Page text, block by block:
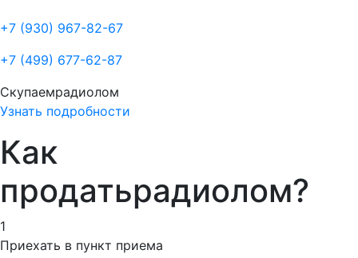
+7 (930) 967-82-67
+7 (499) 677-62-87
Скупаемрадиолом
Узнать подробности
Как
продатьрадиолом?
1
Приехать в пункт приема